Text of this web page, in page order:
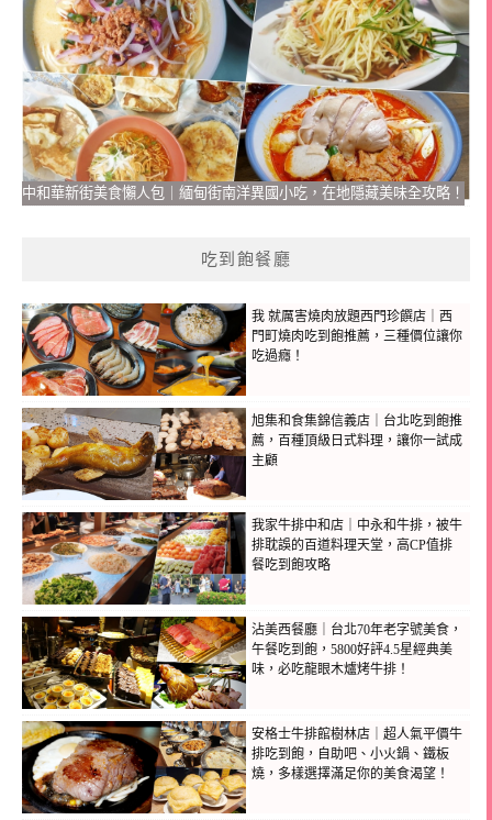
中和華新街美食懶人包｜緬甸街南洋異國小吃，在地隱藏美味全攻略！
吃到飽餐廳
我 就厲害燒肉放題西門珍饌店｜西
門町燒肉吃到飽推薦，三種價位讓你
吃過癮！
旭集和食集錦信義店｜台北吃到飽推
薦，百種頂級日式料理，讓你一試成
主顧
我家牛排中和店｜中永和牛排，被牛
排耽誤的百道料理天堂，高CP值排
餐吃到飽攻略
沾美西餐廳｜台北70年老字號美食，
午餐吃到飽，5800好評4.5星經典美
味，必吃龍眼木爐烤牛排！
安格士牛排館樹林店｜超人氣平價牛
排吃到飽，自助吧、小火鍋、鐵板
燒，多樣選擇滿足你的美食渴望！